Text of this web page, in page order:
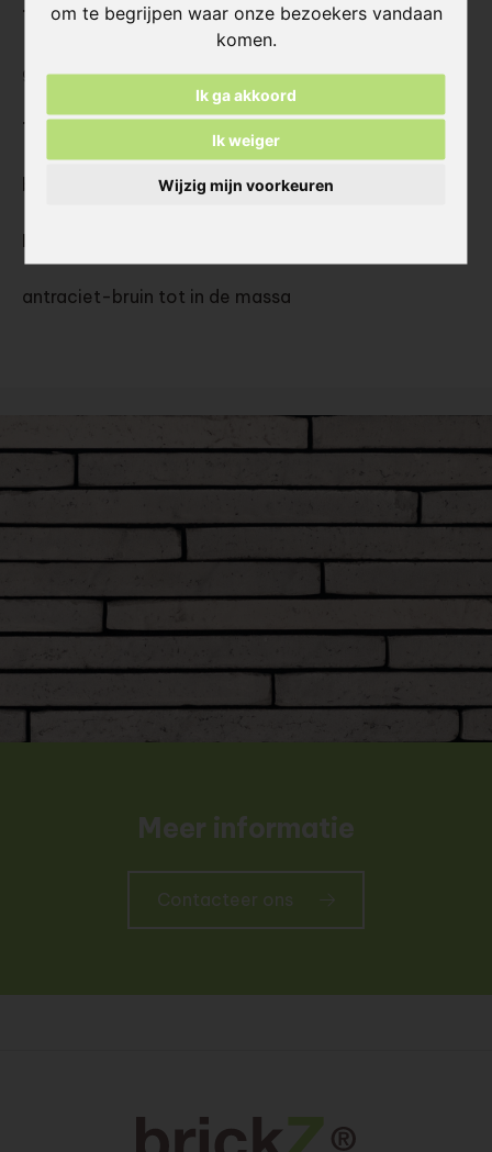
om te begrijpen waar onze bezoekers vandaan
komen.
Ik ga akkoord
Ik weiger
Wijzig mijn voorkeuren
Type:
gezaagde vormbakstrips
Textuur:
bezand, zonder nerving
Kleur:
antraciet-bruin tot in de massa
Meer informatie
Contacteer ons